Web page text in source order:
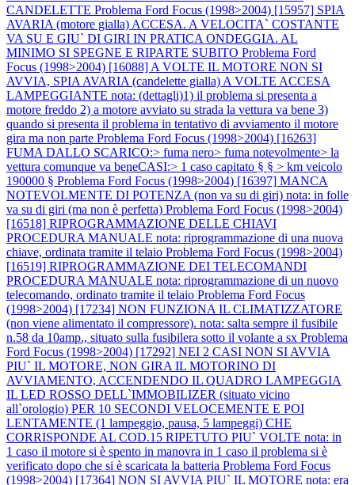
CANDELETTE Problema Ford Focus (1998>2004) [15957] SPIA
AVARIA (motore gialla) ACCESA. A VELOCITA` COSTANTE
VA SU E GIU` DI GIRI IN PRATICA ONDEGGIA. AL
MINIMO SI SPEGNE E RIPARTE SUBITO Problema Ford
Focus (1998>2004) [16088] A VOLTE IL MOTORE NON SI
AVVIA, SPIA AVARIA (candelette gialla) A VOLTE ACCESA
LAMPEGGIANTE nota: (dettagli)1) il problema si presenta a
motore freddo 2) a motore avviato su strada la vettura va bene 3)
quando si presenta il problema in tentativo di avviamento il motore
gira ma non parte Problema Ford Focus (1998>2004) [16263]
FUMA DALLO SCARICO:> fuma nero> fuma notevolmente> la
vettura comunque va beneCASI:> 1 caso capitato § § > km veicolo
190000 § Problema Ford Focus (1998>2004) [16397] MANCA
NOTEVOLMENTE DI POTENZA (non va su di giri) nota: in folle
va su di giri (ma non è perfetta) Problema Ford Focus (1998>2004)
[16518] RIPROGRAMMAZIONE DELLE CHIAVI
PROCEDURA MANUALE nota: riprogrammazione di una nuova
chiave, ordinata tramite il telaio Problema Ford Focus (1998>2004)
[16519] RIPROGRAMMAZIONE DEI TELECOMANDI
PROCEDURA MANUALE nota: riprogrammazione di un nuovo
telecomando, ordinato tramite il telaio Problema Ford Focus
(1998>2004) [17234] NON FUNZIONA IL CLIMATIZZATORE
(non viene alimentato il compressore). nota: salta sempre il fusibile
n.58 da 10amp., situato sulla fusibilera sotto il volante a sx Problema
Ford Focus (1998>2004) [17292] NEI 2 CASI NON SI AVVIA
PIU` IL MOTORE, NON GIRA IL MOTORINO DI
AVVIAMENTO, ACCENDENDO IL QUADRO LAMPEGGIA
IL LED ROSSO DELL`IMMOBILIZER (situato vicino
all`orologio) PER 10 SECONDI VELOCEMENTE E POI
LENTAMENTE (1 lampeggio, pausa, 5 lampeggi) CHE
CORRISPONDE AL COD.15 RIPETUTO PIU` VOLTE nota: in
1 caso il motore si è spento in manovra in 1 caso il problema si è
verificato dopo che si è scaricata la batteria Problema Ford Focus
(1998>2004) [17364] NON SI AVVIA PIU` IL MOTORE nota: era